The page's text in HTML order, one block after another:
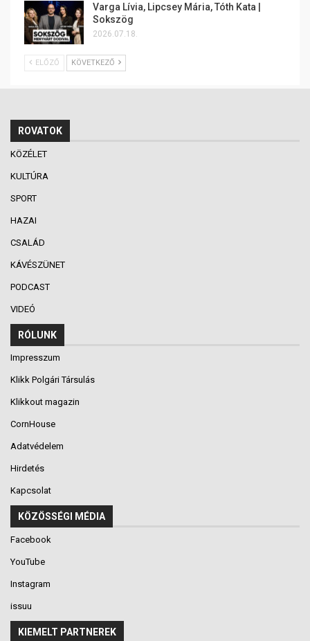
Varga Lívia, Lipcsey Mária, Tóth Kata |
Sokszög
2026.07.18.
ELŐZŐ KÖVETKEZŐ
ROVATOK
KÖZÉLET
KULTÚRA
SPORT
HAZAI
CSALÁD
KÁVÉSZÜNET
PODCAST
VIDEÓ
RÓLUNK
Impresszum
Klikk Polgári Társulás
Klikkout magazin
CornHouse
Adatvédelem
Hirdetés
Kapcsolat
KÖZÖSSÉGI MÉDIA
Facebook
YouTube
Instagram
issuu
KIEMELT PARTNEREK